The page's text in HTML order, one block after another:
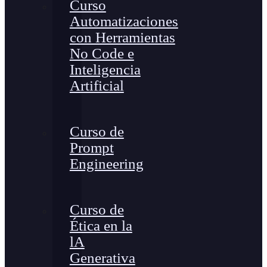
Curso
Automatizaciones
con Herramientas
No Code e
Inteligencia
Artificial
Curso de
Prompt
Engineering
Curso de
Ética en la
lA
Generativa